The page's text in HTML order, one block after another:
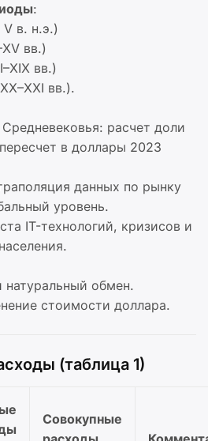
:
в. н.э.)
вв.)
вв.)
вв.).
расчет доли
в доллары 2023
данных по рынку
уровень.
IT-технологий, кризисов и
натуральный обмен.
стоимости доллара.
(таблица 1)
Совокупные